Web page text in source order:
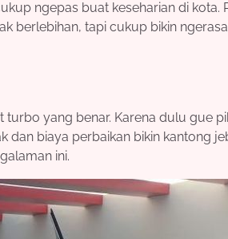
ngepas buat keseharian di kota.
berlebihan, tapi cukup bikin
yang benar. Karena dulu gue
biaya perbaikan bikin kantong
ini.